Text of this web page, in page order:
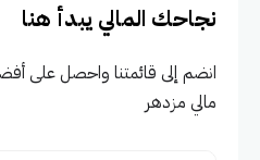
نجاحك المالي يبدأ هنا
انضم إلى قائمتنا واحصل على
مالي مزدهر